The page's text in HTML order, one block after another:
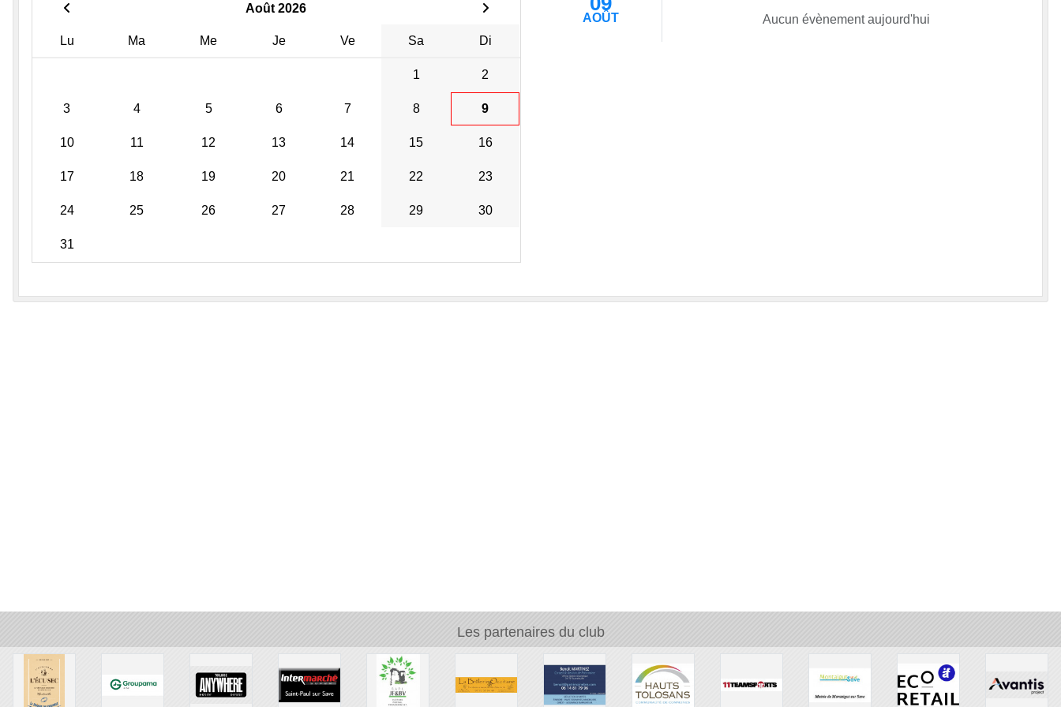
Août 2026
Lu Ma Me Je Ve Sa Di
1 2
3 4 5 6 7 8 9
10 11 12 13 14 15 16
17 18 19 20 21 22 23
24 25 26 27 28 29 30
31
AOÛT Aucun évènement aujourd'hui
Les partenaires du club